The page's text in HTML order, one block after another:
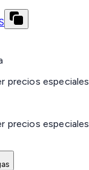
precios especiales
precios especiales